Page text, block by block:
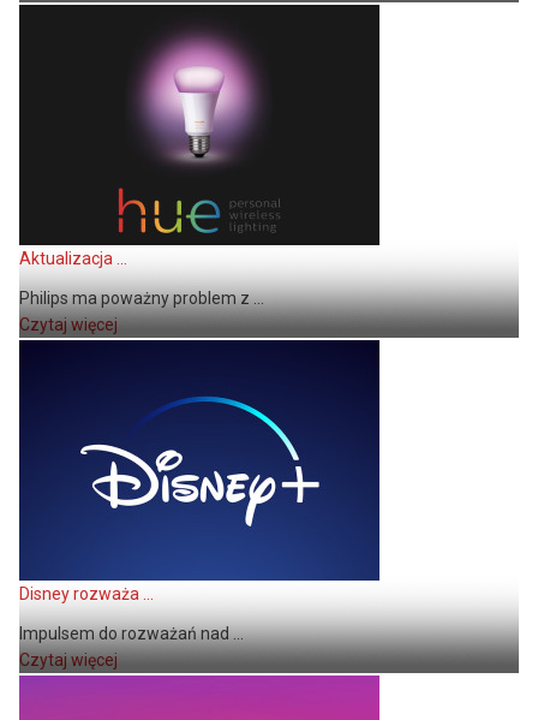
Aktualizacja ...
Philips ma poważny problem z ...
Czytaj więcej
Disney rozważa ...
Impulsem do rozważań nad ...
Czytaj więcej